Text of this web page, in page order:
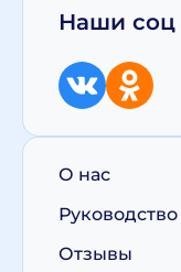
Наши соц
О нас
Руководство
Отзывы